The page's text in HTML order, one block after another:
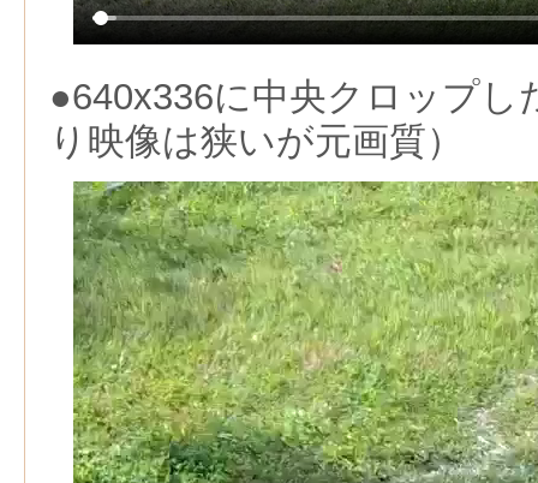
●640x336に中央クロップし
り映像は狭いが元画質）